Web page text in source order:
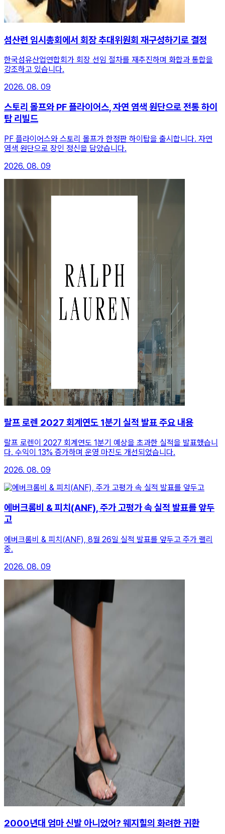
섬산련 임시총회에서 회장 추대위원회 재구성하기로 결정
한국섬유산업연합회가 회장 선임 절차를 재추진하며 화합과 통합을
강조하고 있습니다.
2026. 08. 09
스토리 몰프와 PF 플라이어스, 자연 염색 원단으로 전통 하이
탑 리빌드
PF 플라이어스와 스토리 몰프가 한정판 하이탑을 출시합니다. 자연
염색 원단으로 장인 정신을 담았습니다.
2026. 08. 09
랄프 로렌 2027 회계연도 1분기 실적 발표 주요 내용
랄프 로렌이 2027 회계연도 1분기 예상을 초과한 실적을 발표했습니
다. 수익이 13% 증가하며 운영 마진도 개선되었습니다.
2026. 08. 09
에버크롬비 & 피치(ANF), 주가 고평가 속 실적 발표를 앞두
고
에버크롬비 & 피치(ANF), 8월 26일 실적 발표를 앞두고 주가 랠리
중.
2026. 08. 09
2000년대 엄마 신발 아니었어? 웨지힐의 화려한 귀환